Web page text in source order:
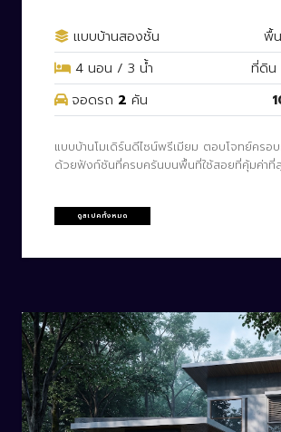
แบบบ้านสองชั้น พื้
4 นอน / 3 น้ำ
ที่ดิน
จอดรถ 2 คัน
แบบบ้านโมเดิร์นดีไซน์พรีเมียม ตอบโจทย์ครอ
ด้วยฟังก์ชันที่ครบครันบนพื้นที่ใช้สอยที่คุ้มค่าที่
ดูสเปคทั้งหมด